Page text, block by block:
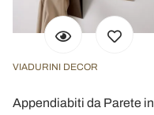
VIADURINI DECOR
Appendiabiti da Parete in